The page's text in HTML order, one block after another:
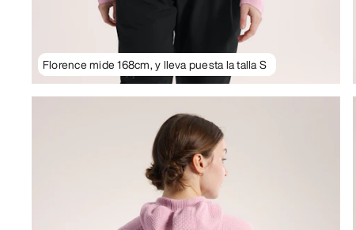
Florence mide 168cm, y lleva puesta la talla S